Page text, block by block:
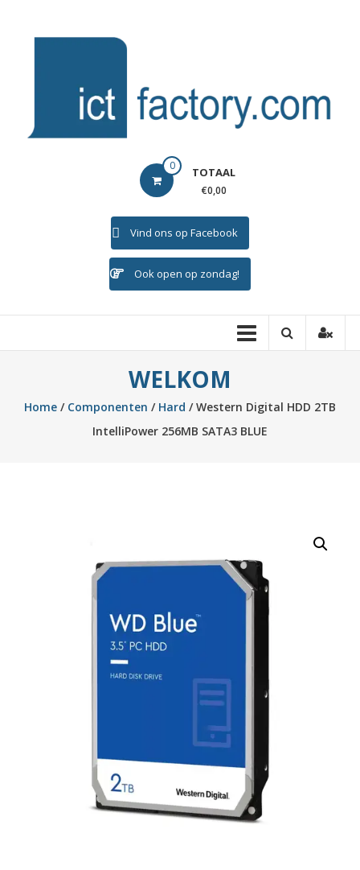
ICTFACTORY 0 TOTAAL
€0,00
Vind ons op Facebook
Ook open op zondag!
WELKOM
Home/ Componenten / Hard / Western Digital HDD 2TB
IntelliPower 256MB SATA3 BLUE